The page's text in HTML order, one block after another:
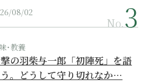
08/02
No.
･教養
の羽柴与一郎「初陣死」を語
。どうして守り切れなか…